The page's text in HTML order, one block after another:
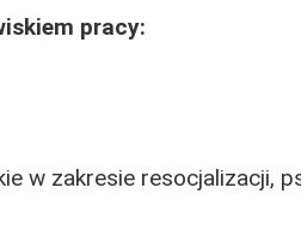
pracy:
w zakresie resocjalizacji,